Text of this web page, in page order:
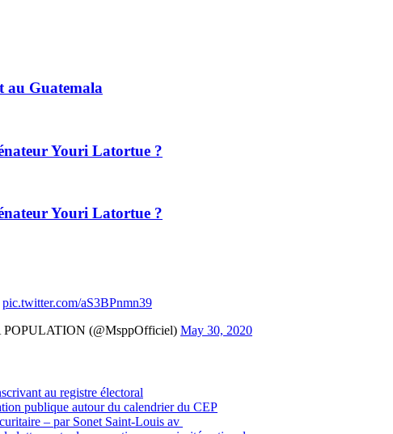
au Guatemala
Youri Latortue ?
Youri Latortue ?
pic.twitter.com/aS3BPnmn39
(@MsppOfficiel) May 30, 2020
au registre électoral
publique autour du calendrier du CEP
– par Sonet Saint-Louis av